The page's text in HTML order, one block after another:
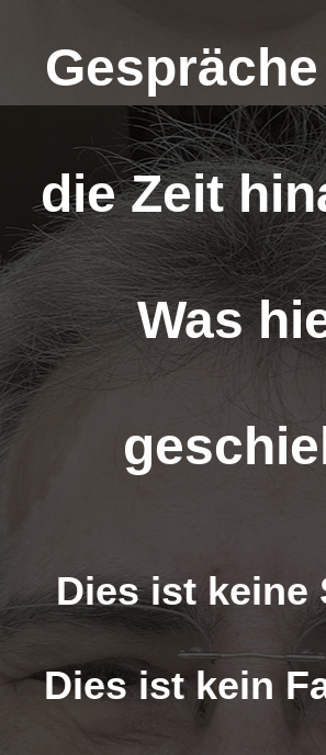
die Zeit
Was
Dies ist keine
Dies ist kein